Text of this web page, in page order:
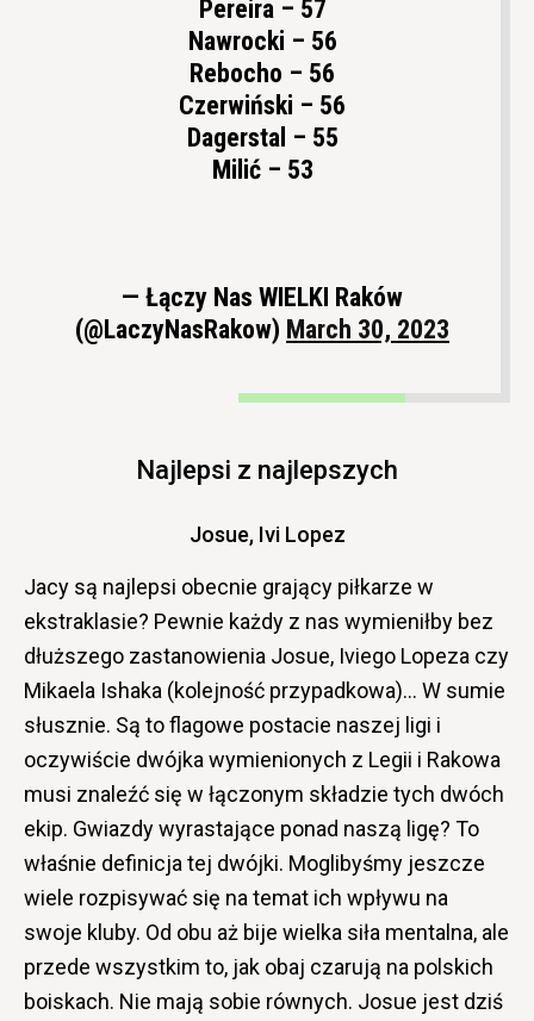
Pereira – 57
Nawrocki – 56
Rebocho – 56
Czerwiński – 56
Dagerstal – 55
Milić – 53
— Łączy Nas WIELKI Raków
(@LaczyNasRakow) March 30, 2023
Najlepsi z najlepszych
Josue, Ivi Lopez
Jacy są najlepsi obecnie grający piłkarze w
ekstraklasie? Pewnie każdy z nas wymieniłby bez
dłuższego zastanowienia Josue, Iviego Lopeza czy
Mikaela Ishaka (kolejność przypadkowa)… W sumie
słusznie. Są to flagowe postacie naszej ligi i
oczywiście dwójka wymienionych z Legii i Rakowa
musi znaleźć się w łączonym składzie tych dwóch
ekip. Gwiazdy wyrastające ponad naszą ligę? To
właśnie definicja tej dwójki. Moglibyśmy jeszcze
wiele rozpisywać się na temat ich wpływu na
swoje kluby. Od obu aż bije wielka siła mentalna, ale
przede wszystkim to, jak obaj czarują na polskich
boiskach. Nie mają sobie równych. Josue jest dziś